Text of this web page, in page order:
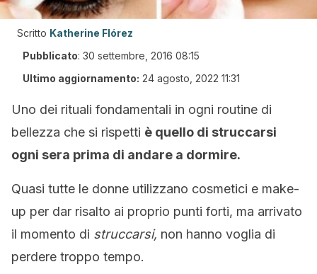
Scritto Katherine Flórez
Pubblicato: 30 settembre, 2016 08:15
Ultimo aggiornamento: 24 agosto, 2022 11:31
Uno dei rituali fondamentali in ogni routine di
bellezza che si rispetti è quello di struccarsi
ogni sera prima di andare a dormire.
Quasi tutte le donne utilizzano cosmetici e make-
up per dar risalto ai proprio punti forti, ma arrivato
il momento di struccarsi, non hanno voglia di
perdere troppo tempo.